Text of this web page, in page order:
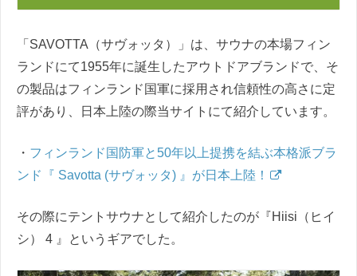
「SAVOTTA（サヴォッタ）」は、サウナの本場フィン
ランドにて1955年に誕生したアウトドアブランドで、そ
の製品はフィンランド国軍に採用され信頼性の高さに定
評があり、日本上陸の際当サイトにて紹介しています。
・ フィンランド国防軍と50年以上提携を結ぶ本格派ブラ
ンド『 Savotta (サヴォッタ) 』が日本上陸！
その際にテントサウナとして紹介したのが『Hiisi（ヒイ
シ） 4 』というギアでした。